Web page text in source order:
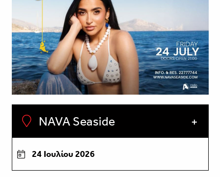
NAVA Seaside
24 Ιουλίου 2026